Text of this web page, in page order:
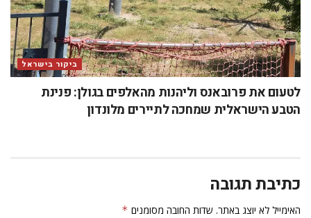
ביקור בישראל
לטעום את פרובאנס וליהנות מהאלפים בגולן: פנינת
הטבע הישראלית שמחכה לתיירים מלונדון
כתיבת תגובה
האימייל לא יוצג באתר. שדות החובה מסומנים *